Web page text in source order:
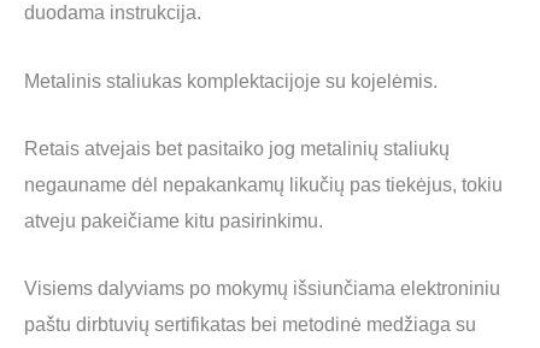
duodama instrukcija.
Metalinis staliukas komplektacijoje su kojelėmis.
Retais atvejais bet pasitaiko jog metalinių staliukų
negauname dėl nepakankamų likučių pas tiekėjus, tokiu
atveju pakeičiame kitu pasirinkimu.
Visiems dalyviams po mokymų išsiunčiama elektroniniu
paštu dirbtuvių sertifikatas bei metodinė medžiaga su